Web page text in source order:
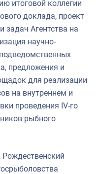
итоговой коллегии
доклада, проект
задач Агентства на
научно-
предложения и
для реализации
на внутреннем и
проведения IV-го
рыбного
Рождественский